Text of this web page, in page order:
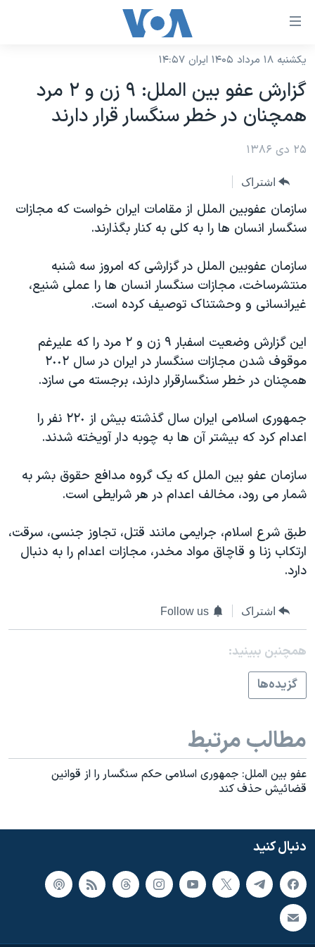
لینکهای
دسترسی
جهش
محتوای
اصلی
صفحه
اصلی
جهش
جستجو
نسخه سبک وب‌سایت
موضوع ها
ایران
آمریکا
جهان
ورزشی
ویژه برنامه‌ها
ویدیوها
حقوق شهروندی
اقتصادی
اسرائیل در جنگ
آرشیو پخش زنده
برنامه های تلویزیونی
جدول برنامه ها
صفحه‌های ویژه
جام جهانی ۲۰۲۶
۲۵۰سالگی آمریکا
بایگانی برنامه‌های تلویزیونی
انتخابات ریاست جمهوری آمریکا ۲۰۲۴
حمله جمهوری اسلامی به اسرائیل
ورزش زنان در ایران
مجموعه مستندهای دادخواهی
دادگاه حمید نوری
چهل سال گروگان‌گیری
اعتراضات مردمی آبان ۹۸
اسرائیل در جنگ
نرگس محمدی برنده جایزه نوبل صلح
همایش محافظه‌کاران آمریکا «سی‌پک»
سفر پرزیدنت ترامپ به چین
فرکانس‌های صدای آمریکا
یادگیری زبان انگلیسی
زبانهای مختلف
یکشنبه ۱۸ مرداد ۱۴۰۵ ایران ۱۴:۵۷
گزارش عفو بين الملل: ٩ زن و ٢ مرد
همچنان در خطر سنگسار قرار دارند
۲۵ دی ۱۳۸۶
اشتراک
سازمان عفوبين الملل از مقامات ايران خواست که مجازات
سنگسار انسان ها را به کلی به کنار بگذارند.
سازمان عفوبين الملل در گزارشی که امروز سه شنبه
منتشرساخت، مجازات سنگسار انسان ها را عملی شنيع،
غيرانسانی و وحشتناک توصيف کرده است.
اين گزارش وضعيت اسفبار ٩ زن و ٢ مرد را که عليرغم
موقوف شدن مجازات سنگسار در ايران در سال ٢٠٠٢
همچنان در خطر سنگسارقرار دارند، برجسته می سازد.
جمهوری اسلامی ايران سال گذشته بيش از ٢٢٠ نفر را
اعدام کرد که بيشتر آن ها به چوبه دار آويخته شدند.
سازمان عفو بين الملل که يک گروه مدافع حقوق بشر به
شمار می رود، مخالف اعدام در هر شرايطی است.
طبق شرع اسلام، جرايمی مانند قتل، تجاوز جنسی، سرقت،
ارتکاب زنا و قاچاق مواد مخدر، مجازات اعدام را به دنبال
دارد.
اشتراک Follow us
همچنبن ببینید:
گزيده‌ها
مطالب مرتبط
عفو بين الملل: جمهوری اسلامی حکم سنگسار را از قوانين
قضائيش حذف کند
دنبال کنید